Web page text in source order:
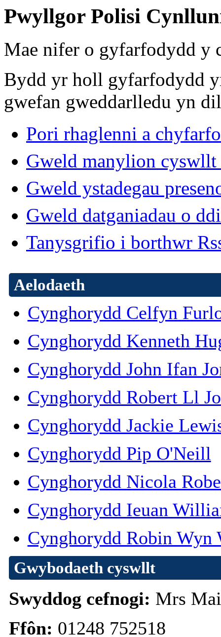
Pwyllgor Polisi
Mae nifer o gyfarfodydd y
Bydd yr holl gyfarfodydd
gwefan gweddarlledu yn
Pori rhaglenni a
Gweld manylion
Gweld ystadegau
Gweld datganiadau o
Tanysgrifio i borthwr
Aelodaeth
Cynghorydd Celfyn
Cynghorydd Kenneth
Cynghorydd John Ifan
Cynghorydd Robert Ll
Cynghorydd Jackie
Cynghorydd Pip O'Neill
Cynghorydd Nicola
Cynghorydd Ieuan
Cynghorydd Robin Wyn
Gwybodaeth cyswllt
Swyddog cefnogi: Mrs
Ffôn: 01248 752518